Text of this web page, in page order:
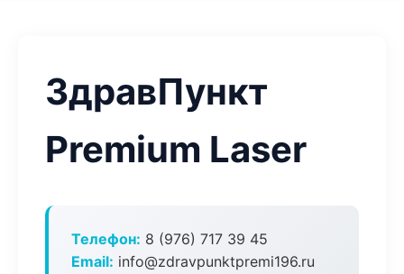
ЗдравПункт
Premium Laser
Телефон: 8 (976) 717 39 45
Email: info@zdravpunktpremi196.ru